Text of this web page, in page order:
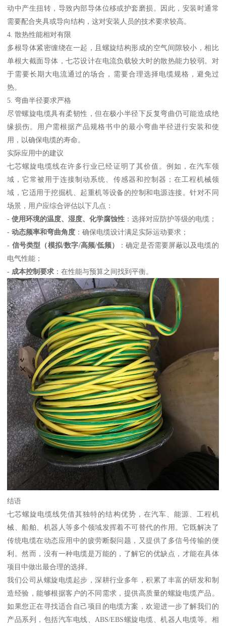
动中产生扭转，导致内部导体位移或护套磨损。因此，安装时通常
需要配合夹具或导向结构，这对安装人员的技术要求较高。
4. 散热性能相对有限
多根导体紧密缠绕在一起，且螺旋结构形成的空气间隙较小，相比
单根大截面导体，七芯设计在电流负载较大时的散热能力较弱。对
于需要长期大电流通过的场合，需要合理选择电缆规格，避免过
热。
5. 弯曲半径要求严格
尽管螺旋电缆具有柔韧性，但在极小半径下反复弯曲仍可能造成绝
缘损伤。用户需根据产品规格书中的最小弯曲半径进行安装和使
用，以确保电缆的寿命。
实际应用中的建议
七芯螺旋电缆线在许多行业已经证明了其价值。例如，在汽车领
域，它常被用于连接制动系统、传感器和控制器；在工程机械领
域，它适用于挖掘机、起重机等设备的控制和电源连接。针对不同
场景，用户应综合评估以下几点：
-使用环境的温度、湿度、化学腐蚀性 ：选择对应防护等级的电缆；
-动态频率和弯曲角度 ：确保电缆设计满足实际运动要求；
- 信号类型（模拟/数字/高频/低频）
：确定是否需要屏蔽以及电缆的
电气性能；
- 成本控制要求 ：在性能与预算之间找到平衡。
结语
七芯螺旋电缆线凭借其独特的结构优势，在汽车、能源、工程机
械、船舶、机器人等多个领域发挥着不可替代的作用。它既解决了
传统电缆在动态应用中的疲劳断裂问题，又提供了多信号传输的便
利。然而，没有一种电缆是万能的，了解它的优缺点，才能在具体
项目中做出最合理的选择。
我们公司从螺旋电缆起步，深耕行业多年，积累了丰富的研发和制
造经验，能够根据客户的不同需求，提供高质量的螺旋电缆产品。
如果您正在寻找适合自己项目的电缆方案，欢迎进一步了解我们的
产品系列，包括汽车电线、ABS/EBS螺旋电缆、机器人电缆等。相